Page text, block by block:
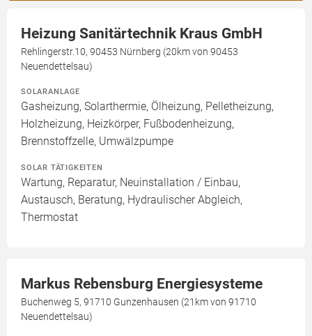
Heizung Sanitärtechnik Kraus GmbH
Rehlingerstr.10, 90453 Nürnberg (20km von 90453
Neuendettelsau)
SOLARANLAGE
Gasheizung, Solarthermie, Ölheizung, Pelletheizung,
Holzheizung, Heizkörper, Fußbodenheizung,
Brennstoffzelle, Umwälzpumpe
SOLAR TÄTIGKEITEN
Wartung, Reparatur, Neuinstallation / Einbau,
Austausch, Beratung, Hydraulischer Abgleich,
Thermostat
Markus Rebensburg Energiesysteme
Buchenweg 5, 91710 Gunzenhausen (21km von 91710
Neuendettelsau)